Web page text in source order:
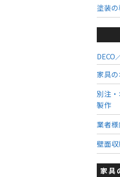
塗装
DECO
家具
別注
製作
業者
壁面
家具